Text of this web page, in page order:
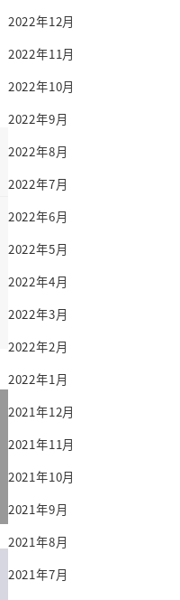
2022年12月
2022年11月
2022年10月
2022年9月
2022年8月
2022年7月
2022年6月
2022年5月
2022年4月
2022年3月
2022年2月
2022年1月
2021年12月
2021年11月
2021年10月
2021年9月
2021年8月
2021年7月